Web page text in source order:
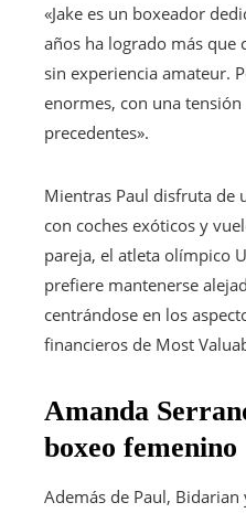
«Jake es un boxeador
años ha logrado más
sin experiencia amateur.
enormes, con una
precedentes».
Mientras Paul disfruta de
con coches exóticos y
pareja, el atleta olímpico
prefiere mantenerse
centrándose en los
financieros de Most
Amanda
boxeo femenino
Además de Paul,